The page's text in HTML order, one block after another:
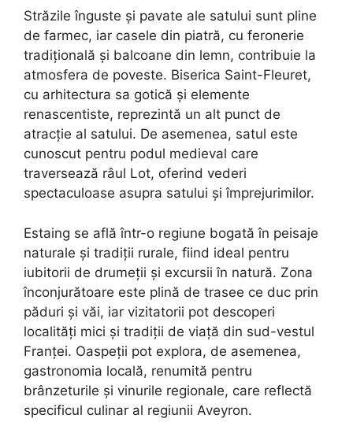
Străzile înguste și pavate ale satului sunt pline
de farmec, iar casele din piatră, cu feronerie
tradițională și balcoane din lemn, contribuie la
atmosfera de poveste. Biserica Saint-Fleuret,
cu arhitectura sa gotică și elemente
renascentiste, reprezintă un alt punct de
atracție al satului. De asemenea, satul este
cunoscut pentru podul medieval care
traversează râul Lot, oferind vederi
spectaculoase asupra satului și împrejurimilor.
Estaing se află într-o regiune bogată în peisaje
naturale și tradiții rurale, fiind ideal pentru
iubitorii de drumeții și excursii în natură. Zona
înconjurătoare este plină de trasee ce duc prin
păduri și văi, iar vizitatorii pot descoperi
localități mici și tradiții de viață din sud-vestul
Franței. Oaspeții pot explora, de asemenea,
gastronomia locală, renumită pentru
brânzeturile și vinurile regionale, care reflectă
specificul culinar al regiunii Aveyron.